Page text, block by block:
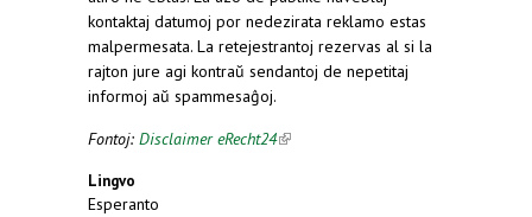
kontaktaj datumoj por nedezirata reklamo estas
malpermesata. La retejestrantoj rezervas al si la
rajton jure agi kontraŭ sendantoj de nepetitaj
informoj aŭ spammesaĝoj.
Fontoj: Disclaimer eRecht24(link is external)
Lingvo
Esperanto